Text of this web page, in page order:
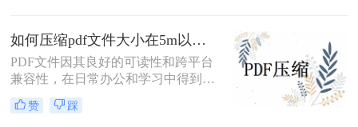
如何压缩pdf文件大小在5m以内？分享二个实用压缩方法！
PDF文件因其良好的可读性和跨平台
兼容性，在日常办公和学习中得到了
广泛应用。然而，有时过大的PDF文
件会给传输和存储带来不便。那么如
赞 踩